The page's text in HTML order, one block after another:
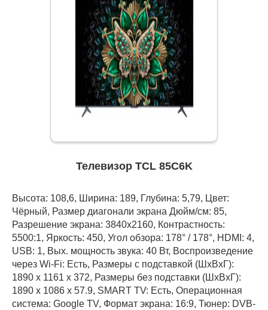
Телевизор TCL 85C6K
Высота: 108,6, Ширина: 189, Глубина: 5,79, Цвет:
Чёрный, Размер диагонали экрана Дюйм/см: 85,
Разрешение экрана: 3840x2160, Контрастность:
5500:1, Яркость: 450, Угол обзора: 178° / 178°, HDMI: 4,
USB: 1, Вых. мощность звука: 40 Вт, Воспроизведение
через Wi-Fi: Есть, Размеры с подставкой (ШxВxГ):
1890 x 1161 x 372, Размеры без подставки (ШxВxГ):
1890 x 1086 x 57.9, SMART TV: Есть, Операционная
система: Google TV, Формат экрана: 16:9, Тюнер: DVB-